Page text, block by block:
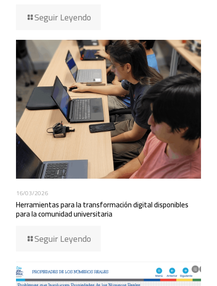
Seguir Leyendo
16/03/2026
Herramientas para la transformación digital disponibles
para la comunidad universitaria
Seguir Leyendo